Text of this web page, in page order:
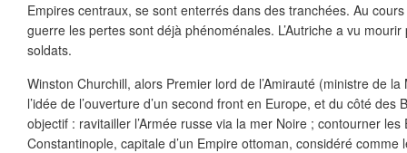
Empires centraux, se sont enterrés dans des tranchées. Au
guerre les pertes sont déjà phénoménales. L’Autriche a vu
soldats.
Winston Churchill, alors Premier lord de l’Amirauté (ministre de
l’idée de l’ouverture d’un second front en Europe, et du côté des
objectif : ravitailler l’Armée russe via la mer Noire ; contourner
Constantinople, capitale d’un Empire ottoman, considéré comme